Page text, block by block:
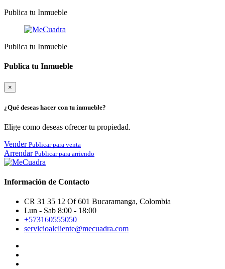
Publica tu Inmueble
Publica tu Inmueble
Publica tu Inmueble
×
¿Qué deseas hacer con tu inmueble?
Elige como deseas ofrecer tu propiedad.
Vender Publicar para venta
Arrendar Publicar para arriendo
Información de Contacto
CR 31 35 12 Of 601 Bucaramanga, Colombia
Lun - Sab 8:00 - 18:00
+573160555050
servicioalcliente@mecuadra.com